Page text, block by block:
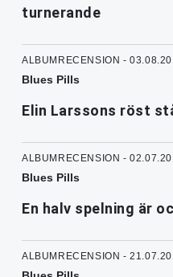
turnerande
ALBUMRECENSION -
Blues Pills
Elin Larssons röst
ALBUMRECENSION -
Blues Pills
En halv spelning är
ALBUMRECENSION -